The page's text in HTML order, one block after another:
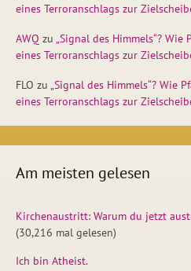
eines Terroranschlags zur
AWQ zu „Signal des Himmels“?
eines Terroranschlags zur
FLO zu „Signal des Himmels“? Wie
eines Terroranschlags zur
Am meisten gelesen
Kirchenaustritt: Warum du jetzt
(30,216 mal gelesen)
Ich bin Atheist.